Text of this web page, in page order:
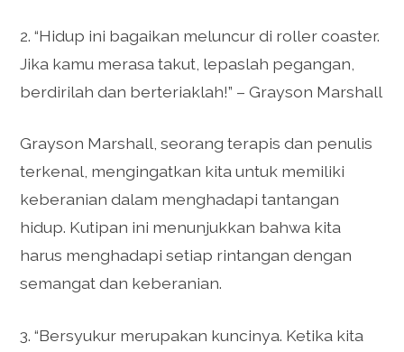
2. “Hidup ini bagaikan meluncur di roller coaster.
Jika kamu merasa takut, lepaslah pegangan,
berdirilah dan berteriaklah!” – Grayson Marshall
Grayson Marshall, seorang terapis dan penulis
terkenal, mengingatkan kita untuk memiliki
keberanian dalam menghadapi tantangan
hidup. Kutipan ini menunjukkan bahwa kita
harus menghadapi setiap rintangan dengan
semangat dan keberanian.
3. “Bersyukur merupakan kuncinya. Ketika kita